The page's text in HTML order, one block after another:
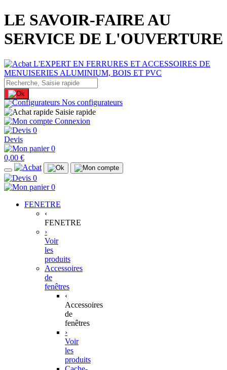
LE SAVOIR-FAIRE AU
SERVICE DE L'OUVERTURE
Nos configurateurs
Saisie rapide
Connexion
0
Devis
0
0,00 €
0
0
FENETRE
‹
FENETRE
›
Voir
les
produits
Accessoires
de
fenêtres
‹
Accessoires
de
fenêtres
›
Voir
les
produits